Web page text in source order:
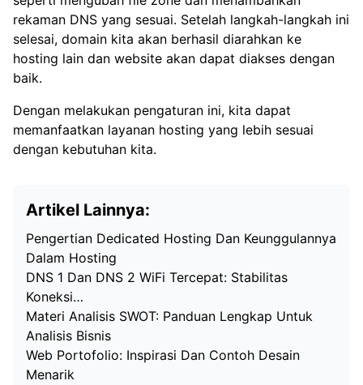
rekaman DNS yang sesuai. Setelah langkah-langkah ini
selesai, domain kita akan berhasil diarahkan ke
hosting lain dan website akan dapat diakses dengan
baik.
Dengan melakukan pengaturan ini, kita dapat
memanfaatkan layanan hosting yang lebih sesuai
dengan kebutuhan kita.
Artikel Lainnya:
Pengertian Dedicated Hosting Dan Keunggulannya
Dalam Hosting
DNS 1 Dan DNS 2 WiFi Tercepat: Stabilitas
Koneksi…
Materi Analisis SWOT: Panduan Lengkap Untuk
Analisis Bisnis
Web Portofolio: Inspirasi Dan Contoh Desain
Menarik